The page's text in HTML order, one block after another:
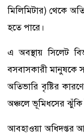
মিলিমিটার) থেকে
হতে পারে।
এ অবস্থায় সিলেট
বসবাসকারী মানুষকে
অতিভারি বৃষ্টির
অঞ্চলে ভূমিধসের ঝুঁকি
আবহাওয়া অধিদপ্তর